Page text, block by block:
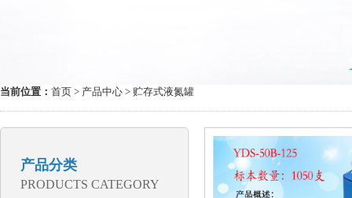
当前位置： 首页 > 产品中心 > 贮存式液氮罐
产品分类
PRODUCTS CATEGORY